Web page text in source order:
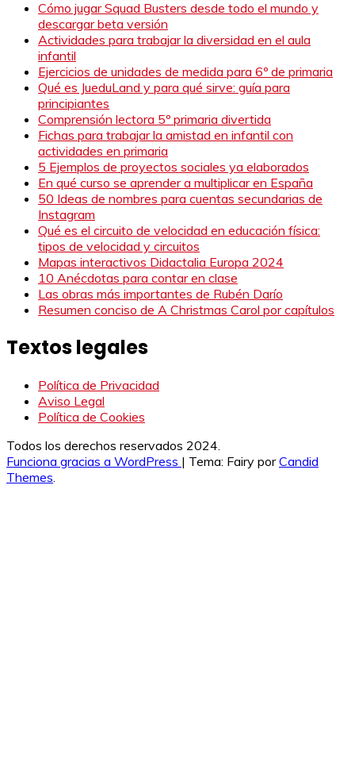
Cómo jugar Squad Busters desde todo el mundo y
descargar beta versión
Actividades para trabajar la diversidad en el aula
infantil
Ejercicios de unidades de medida para 6º de primaria
Qué es JueduLand y para qué sirve: guía para
principiantes
Comprensión lectora 5º primaria divertida
Fichas para trabajar la amistad en infantil con
actividades en primaria
5 Ejemplos de proyectos sociales ya elaborados
En qué curso se aprender a multiplicar en España
50 Ideas de nombres para cuentas secundarias de
Instagram
Qué es el circuito de velocidad en educación física:
tipos de velocidad y circuitos
Mapas interactivos Didactalia Europa 2024
10 Anécdotas para contar en clase
Las obras más importantes de Rubén Darío
Resumen conciso de A Christmas Carol por capítulos
Textos legales
Política de Privacidad
Aviso Legal
Política de Cookies
Todos los derechos reservados 2024.
Funciona gracias a WordPress | Tema: Fairy porCandid
Themes